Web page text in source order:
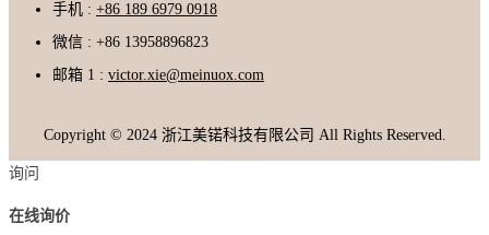
手机 : +86 189 6979 0918
微信 : +86 13958896823
邮箱 1 : victor.xie@meinuox.com
Copyright © 2024 浙江美锘科技有限公司 All Rights Reserved.
询问
在线询价